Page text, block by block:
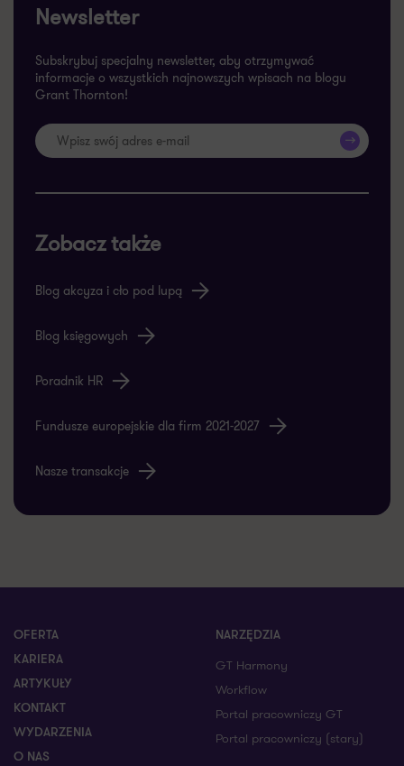
Newsletter
Subskrybuj specjalny newsletter, aby otrzymywać
informacje o wszystkich najnowszych wpisach na blogu
Grant Thornton!
>>
Zobacz także
Blog akcyza i cło pod lupą
Blog księgowych
Poradnik HR
Fundusze europejskie dla firm 2021-2027
Nasze transakcje
OFERTA
KARIERA
ARTYKUŁY
KONTAKT
WYDARZENIA
O NAS
NARZĘDZIA
GT Harmony
Workflow
Portal pracowniczy GT
Portal pracowniczy (stary)